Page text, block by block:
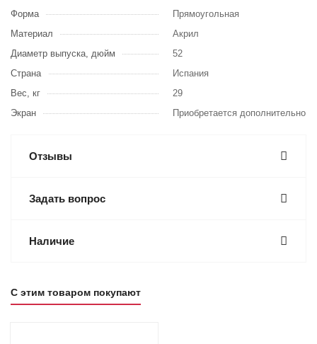
Форма
Прямоугольная
Материал
Акрил
Диаметр выпуска, дюйм
52
Страна
Испания
Вес, кг
29
Экран
Приобретается дополнительно
Отзывы
Задать вопрос
Наличие
С этим товаром покупают